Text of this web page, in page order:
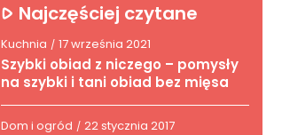
Najczęściej czytane
Kuchnia / 17 września 2021
Szybki obiad z niczego – pomysły
na szybki i tani obiad bez mięsa
Dom i ogród / 22 stycznia 2017